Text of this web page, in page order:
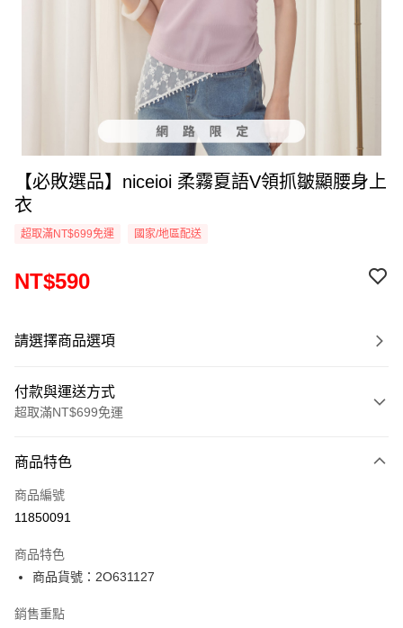
【必敗選品】niceioi 柔霧夏語V領抓皺顯腰身上
衣
超取滿NT$699免運 國家/地區配送
NT$590
請選擇商品選項
付款與運送方式
超取滿NT$699免運
信用卡一次付款
超商取貨付款
Apple Pay
Google Pay
商品特色
商品編號
11850091
商品特色
商品貨號：2O631127
銷售重點